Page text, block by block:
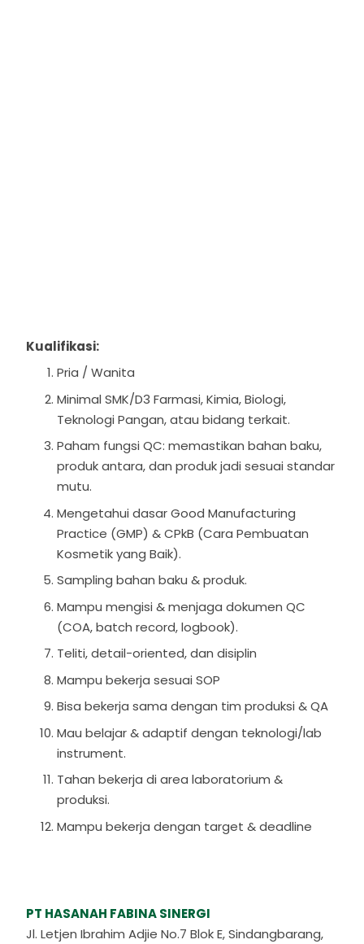
Kualifikasi:
Pria / Wanita
Minimal SMK/D3 Farmasi, Kimia, Biologi,
Teknologi Pangan, atau bidang terkait.
Paham fungsi QC: memastikan bahan baku,
produk antara, dan produk jadi sesuai standar
mutu.
Mengetahui dasar Good Manufacturing
Practice (GMP) & CPkB (Cara Pembuatan
Kosmetik yang Baik).
Sampling bahan baku & produk.
Mampu mengisi & menjaga dokumen QC
(COA, batch record, logbook).
Teliti, detail-oriented, dan disiplin
Mampu bekerja sesuai SOP
Bisa bekerja sama dengan tim produksi & QA
Mau belajar & adaptif dengan teknologi/lab
instrument.
Tahan bekerja di area laboratorium &
produksi.
Mampu bekerja dengan target & deadline
PT HASANAH FABINA SINERGI
Jl. Letjen Ibrahim Adjie No.7 Blok E, Sindangbarang,